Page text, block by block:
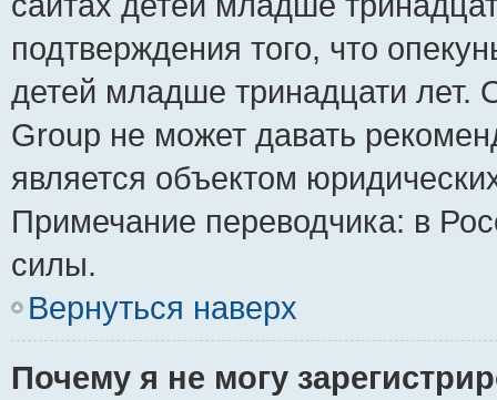
подтверждения того, что
детей младше тринадцати лет.
Group не может давать
является объектом
Примечание переводчика: в
силы.
Вернуться наверх
Почему я не могу